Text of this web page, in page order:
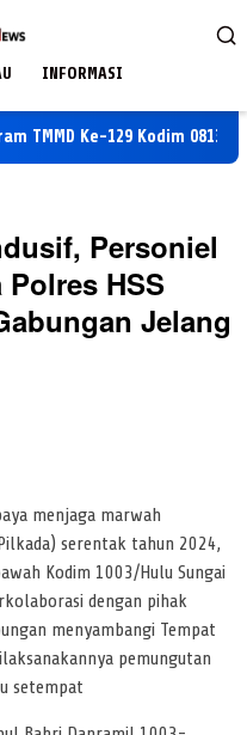
INFORMASI
Ke-129 Kodim 0813/
Personiel
Polres HSS
Jelang
menjaga marwah
serentak tahun 2024,
Kodim 1003/Hulu Sungai
dengan pihak
menyambangi Tempat
pemungutan
setempat